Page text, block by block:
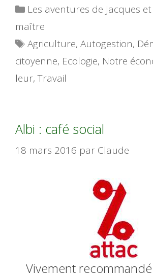
Catégories
Les aventures de Jacques
maître
Étiquettes
Agriculture,Autogestion,
citoyenne, Ecologie, Notre
leur,Travail
Albi : café social
18 mars 2016 par Claude
Vivement